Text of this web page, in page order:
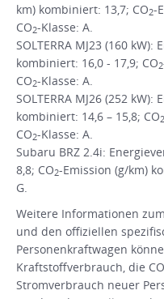
km) kombiniert: 13,7; CO2-
CO2-Klasse: A.
SOLTERRA MJ23 (160
kombiniert: 16,0 - 17,9; CO2
CO2-Klasse: A.
SOLTERRA MJ26 (252
kombiniert: 14,6 – 15,8; CO2
CO2-Klasse: A.
Subaru BRZ 2.4i:
8,8; CO2-Emission (g/km)
G.
Weitere Informationen
und den offiziellen
Personenkraftwagen
Kraftstoffverbrauch, die CO
Stromverbrauch neuer